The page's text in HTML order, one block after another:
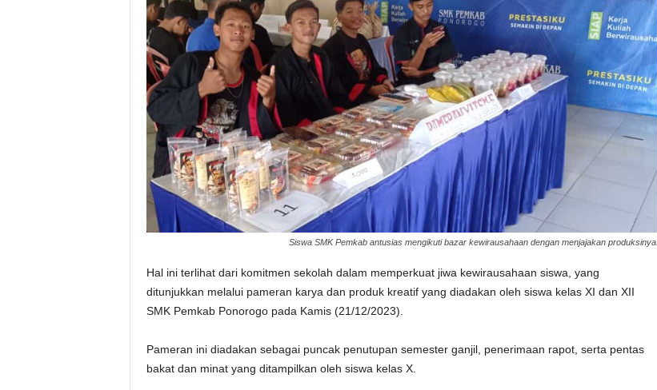
Siswa SMK Pemkab antusias mengikuti bazar kewirausahaan dengan menjajakan produksinya.
Hal ini terlihat dari komitmen sekolah dalam memperkuat jiwa kewirausahaan siswa, yang
ditunjukkan melalui pameran karya dan produk kreatif yang diadakan oleh siswa kelas XI dan XII
SMK Pemkab Ponorogo pada Kamis (21/12/2023).
Pameran ini diadakan sebagai puncak penutupan semester ganjil, penerimaan rapot, serta pentas
bakat dan minat yang ditampilkan oleh siswa kelas X.